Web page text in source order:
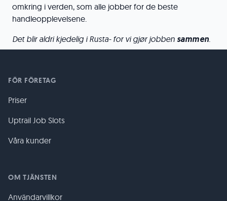
omkring i verden, som alle jobber for de beste
handleopplevelsene.
Det blir aldri kjedelig i Rusta- for vi gjør jobben sammen.
FÖR FÖRETAG
Priser
Uptrail Job Slots
Våra kunder
OM TJÄNSTEN
Användarvillkor